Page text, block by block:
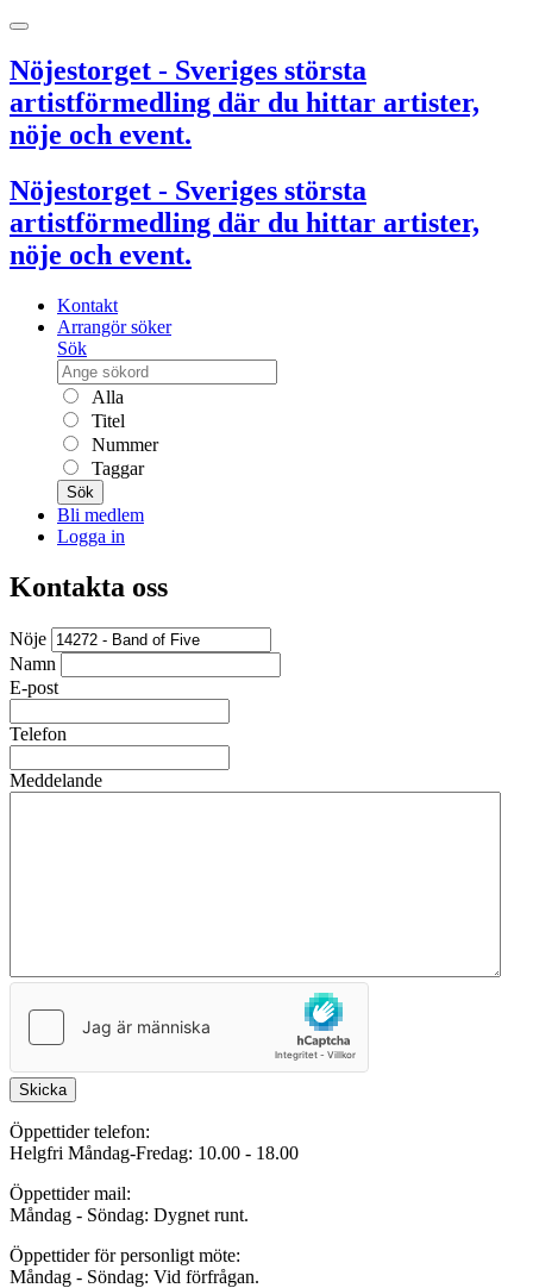
Nöjestorget - Sveriges största
artistförmedling där du hittar artister,
nöje och event.
Nöjestorget - Sveriges största
artistförmedling där du hittar artister,
nöje och event.
Kontakt
Arrangör söker
Sök
Alla
Titel
Nummer
Taggar
Sök
Bli medlem
Logga in
Kontakta oss
Nöje
Namn
E-post
Telefon
Meddelande
Skicka
Öppettider telefon:
Helgfri Måndag-Fredag: 10.00 - 18.00
Öppettider mail:
Måndag - Söndag: Dygnet runt.
Öppettider för personligt möte:
Måndag - Söndag: Vid förfrågan.